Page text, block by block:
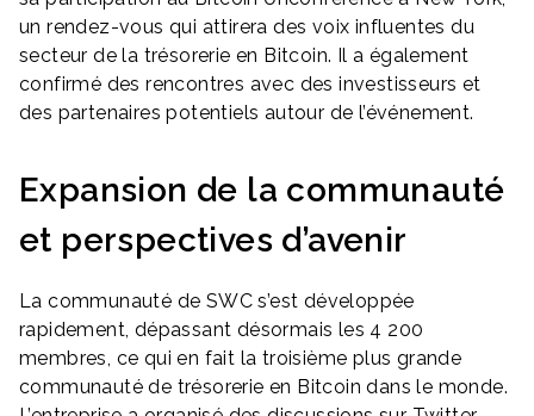
un rendez-vous qui attirera des voix influentes du
secteur de la trésorerie en Bitcoin. Il a également
confirmé des rencontres avec des investisseurs et
des partenaires potentiels autour de l’événement.
Expansion de la communauté
et perspectives d’avenir
La communauté de SWC s’est développée
rapidement, dépassant désormais les 4 200
membres, ce qui en fait la troisième plus grande
communauté de trésorerie en Bitcoin dans le monde.